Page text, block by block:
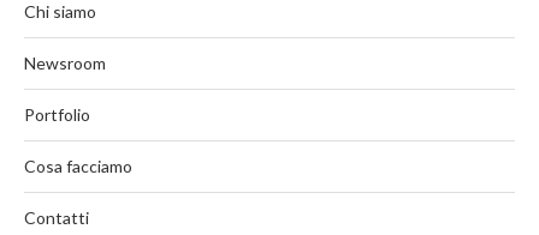
Chi siamo
Newsroom
Portfolio
Cosa facciamo
Contatti